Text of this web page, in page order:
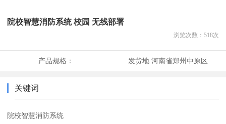
院校智慧消防系统 校园 无线部署
浏览次数： 518次
产品规格： 发货地:河南省郑州中原区
关键词
院校智慧消防系统